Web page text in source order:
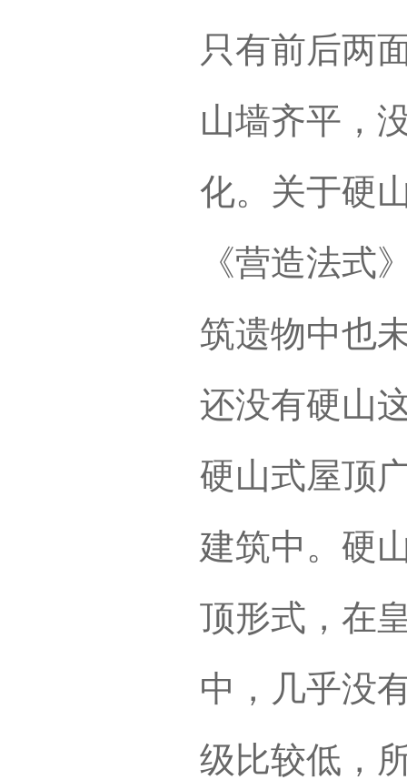
只有前后两
山墙齐平，
化。关于硬
《营造法式
筑遗物中也
还没有硬山
硬山式屋顶
建筑中。硬
顶形式，在
中，几乎没
级比较低，